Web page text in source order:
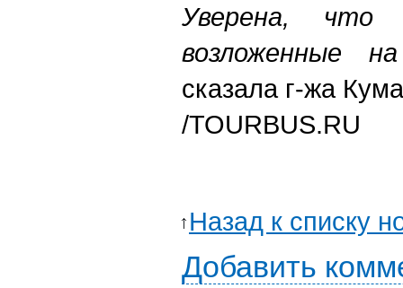
Уверена, что
возложенные
на
сказала г-жа
/TOURBUS.RU
Назад к списку
Добавить